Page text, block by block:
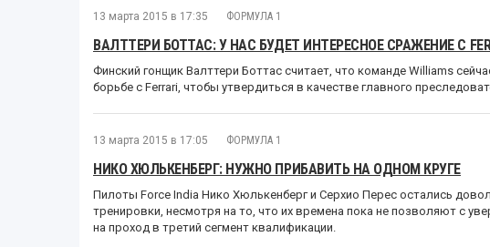
13 марта 2015 в 17:35 ФОРМУЛА 1
ВАЛТТЕРИ БОТТАС: У НАС БУДЕТ ИНТЕРЕСНОЕ СРАЖЕНИЕ С
Финский гонщик Валттери Боттас считает, что команде Williams
борьбе с Ferrari, чтобы утвердиться в качестве главного
13 марта 2015 в 17:05 ФОРМУЛА 1
НИКО ХЮЛЬКЕНБЕРГ: НУЖНО ПРИБАВИТЬ НА ОДНОМ КРУГЕ
Пилоты Force India Нико Хюлькенберг и Серхио Перес остались
тренировки, несмотря на то, что их времена пока не позволяют с
на проход в третий сегмент квалификации.